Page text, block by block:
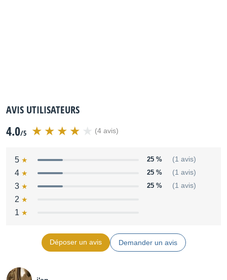
AVIS UTILISATEURS
4.0/5 (4 avis)
5 25 % (1 avis)
4 25 % (1 avis)
3 25 % (1 avis)
2
1
Déposer un avis Demander un avis